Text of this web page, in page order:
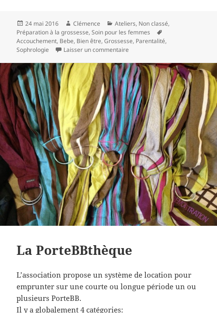
e
b
o
o
k
itt
er
ai
l a
g
er
Publié
le
24 mai 2016 Auteur
Clémence Catégories
Ateliers, Non classé,
Préparation à la grossesse,Soin pour les femmes
clés
Accouchement, Bebe, Bien être,Grossesse, Parentalité,
Sophrologie
Laisser un commentaire
La PorteBBthèque
L’association propose un système de location pour
emprunter sur une courte ou longue période un ou
plusieurs PorteBB.
Il y a globalement 4 catégories: